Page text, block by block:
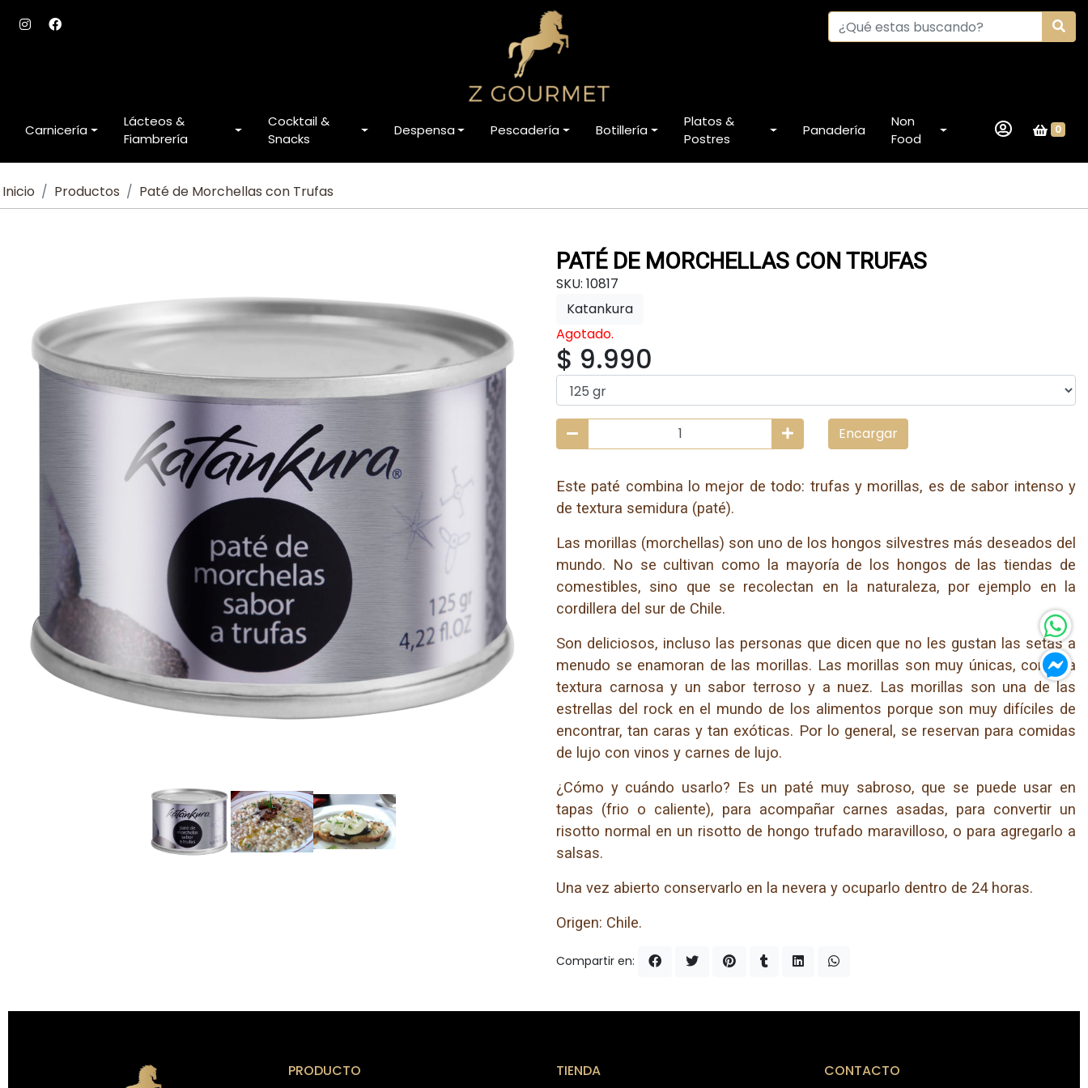
Carnicería
Lácteos &
Fiambrería
Cocktail &
Snacks
Despensa Pescadería Botillería
Platos &
Postres
Panadería
Non
Food
0
Inicio Productos Paté de Morchellas con Trufas
PATÉ DE MORCHELLAS CON TRUFAS
SKU: 10817
Katankura
Agotado.
$ 9.990
Encargar
Este paté combina lo mejor de todo: trufas y morillas, es de sabor intenso y
de textura semidura (paté).
Las morillas (morchellas) son uno de los hongos silvestres más deseados del
mundo. No se cultivan como la mayoría de los hongos de las tiendas de
comestibles, sino que se recolectan en la naturaleza, por ejemplo en la
cordillera del sur de Chile.
Son deliciosos, incluso las personas que dicen que no les gustan las setas a
menudo se enamoran de las morillas. Las morillas son muy únicas, con una
textura carnosa y un sabor terroso y a nuez. Las morillas son una de las
estrellas del rock en el mundo de los alimentos porque son muy difíciles de
encontrar, tan caras y tan exóticas. Por lo general, se reservan para comidas
de lujo con vinos y carnes de lujo.
¿Cómo y cuándo usarlo? Es un paté muy sabroso, que se puede usar en
tapas (frio o caliente), para acompañar carnes asadas, para convertir un
risotto normal en un risotto de hongo trufado maravilloso, o para agregarlo a
salsas.
Una vez abierto conservarlo en la nevera y ocuparlo dentro de 24 horas.
Origen: Chile.
Compartir en:
PRODUCTO TIENDA CONTACTO